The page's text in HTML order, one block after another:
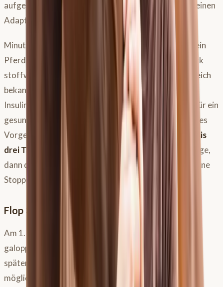
aufgenommene Grasmenge ist zu gering, um irgendeinen
Adaptationsprozess anzustoßen.
Minutengenaue Protokolle sind dann sinnvoll, wenn ein
Pferd eine ausgeprägte Kolikvorgeschichte hat, stark
stoffwechselkrank ist oder aus dem endokrinen Bereich
bekannte Probleme mitbringt – also bei EMS,
Insulindysregulation oder Hufrehe-Vergangenheit. Für ein
gesundes, unbelastetes Pferd reicht ein pragmatisches
Vorgehen vollkommen aus:
Viertelstunde für zwei bis
drei Tage
, dann eine halbe Stunde für zwei bis drei Tage,
dann drei Viertelstunden, dann eine Stunde. Ruhig, ohne
Stoppuhr, angepasst ans Wetter.
Flop 3: Weidetor auf, alle Pferde raus
Am 1. Mai geht das Weidetor auf, die ganze Herde
galoppiert auf die große Fläche – und wenige Stunden
später steht der Tierarzt im Stall. Nicht nur wegen
möglicher Koliken, sondern auch wegen einer oft